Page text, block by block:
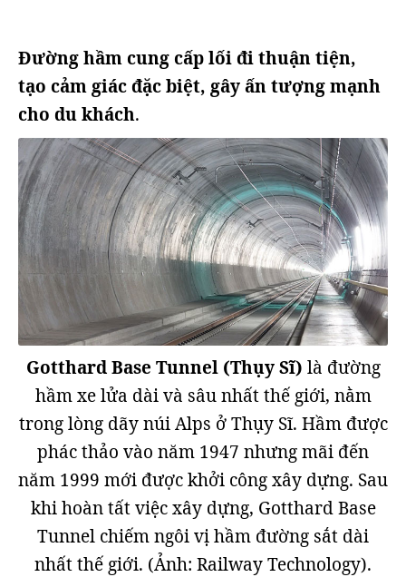
Đường hầm cung cấp lối đi thuận tiện,
tạo cảm giác đặc biệt, gây ấn tượng mạnh
cho du khách.
Gotthard Base Tunnel (Thụy Sĩ) là đường
hầm xe lửa dài và sâu nhất thế giới, nằm
trong lòng dãy núi Alps ở Thụy Sĩ. Hầm được
phác thảo vào năm 1947 nhưng mãi đến
năm 1999 mới được khởi công xây dựng. Sau
khi hoàn tất việc xây dựng, Gotthard Base
Tunnel chiếm ngôi vị hầm đường sắt dài
nhất thế giới. (Ảnh: Railway Technology).